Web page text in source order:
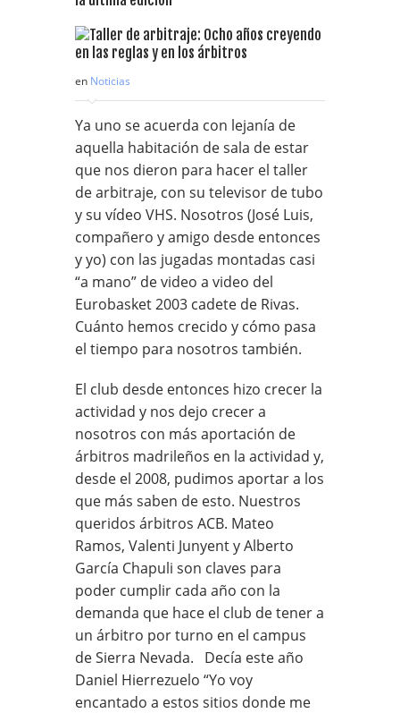
en Noticias
Ya uno se acuerda con lejanía de
aquella habitación de sala de estar
que nos dieron para hacer el taller
de arbitraje, con su televisor de tubo
y su vídeo VHS. Nosotros (José Luis,
compañero y amigo desde entonces
y yo) con las jugadas montadas casi
“a mano” de video a video del
Eurobasket 2003 cadete de Rivas.
Cuánto hemos crecido y cómo pasa
el tiempo para nosotros también.
El club desde entonces hizo crecer la
actividad y nos dejo crecer a
nosotros con más aportación de
árbitros madrileños en la actividad y,
desde el 2008, pudimos aportar a los
que más saben de esto. Nuestros
queridos árbitros ACB. Mateo
Ramos, Valenti Junyent y Alberto
García Chapuli son claves para
poder cumplir cada año con la
demanda que hace el club de tener a
un árbitro por turno en el campus
de Sierra Nevada. Decía este año
Daniel Hierrezuelo “Yo voy
encantado a estos sitios donde me